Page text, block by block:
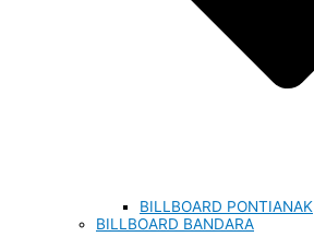
BILLBOARD PONTIANAK
BILLBOARD BANDARA